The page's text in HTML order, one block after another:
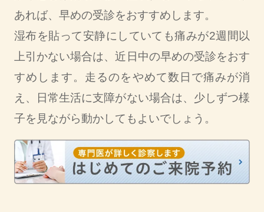
あれば、早めの受診をおすすめします。
湿布を貼って安静にしていても痛みが2週間以
上引かない場合は、近日中の早めの受診をおす
すめします。走るのをやめて数日で痛みが消
え、日常生活に支障がない場合は、少しずつ様
子を見ながら動かしてもよいでしょう。